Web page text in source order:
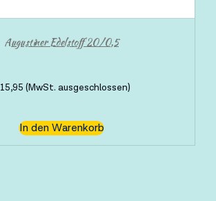
Augustiner Edelstoff 20/0,5
15,95 (MwSt. ausgeschlossen)
In den Warenkorb